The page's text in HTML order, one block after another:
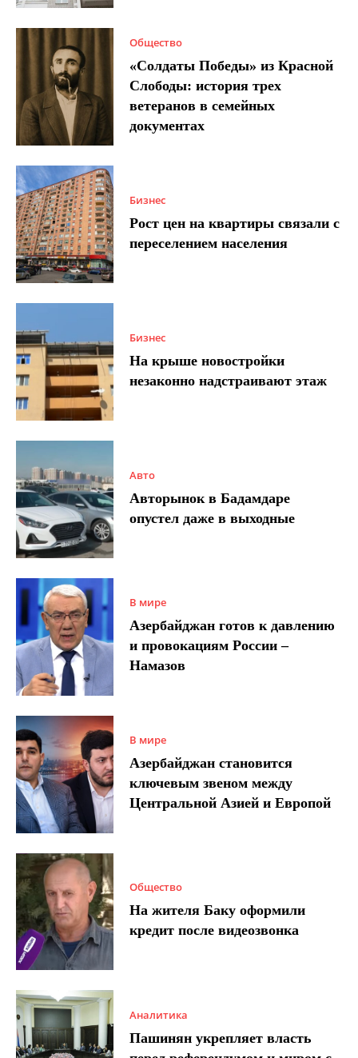
Общество
«Солдаты Победы» из Красной
Слободы: история трех
ветеранов в семейных
документах
Бизнес
Рост цен на квартиры связали с
переселением населения
Бизнес
На крыше новостройки
незаконно надстраивают этаж
Авто
Авторынок в Бадамдаре
опустел даже в выходные
В мире
Азербайджан готов к давлению
и провокациям России –
Намазов
В мире
Азербайджан становится
ключевым звеном между
Центральной Азией и Европой
Общество
На жителя Баку оформили
кредит после видеозвонка
Аналитика
Пашинян укрепляет власть